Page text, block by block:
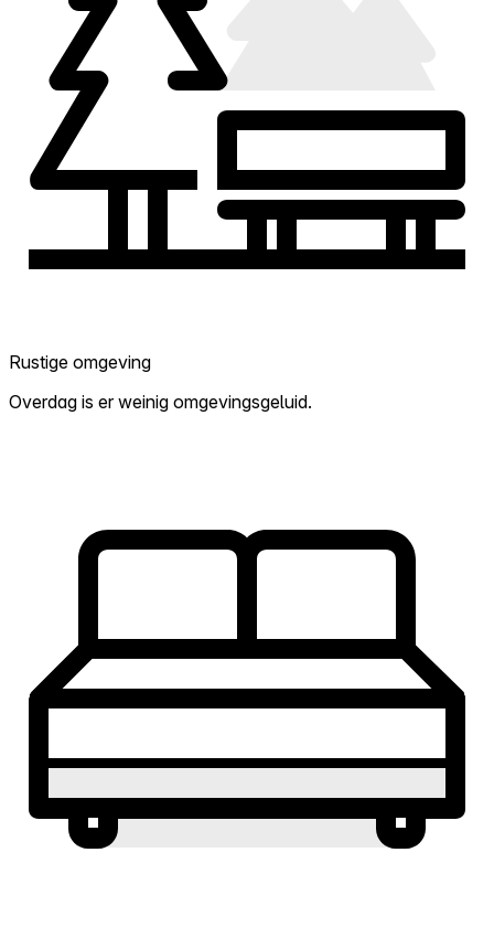
Rustige omgeving
Overdag is er weinig omgevingsgeluid.